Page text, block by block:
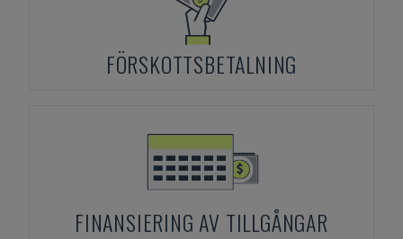
FÖRSKOTTSBETALNING
FINANSIERING AV TILLGÅNGAR